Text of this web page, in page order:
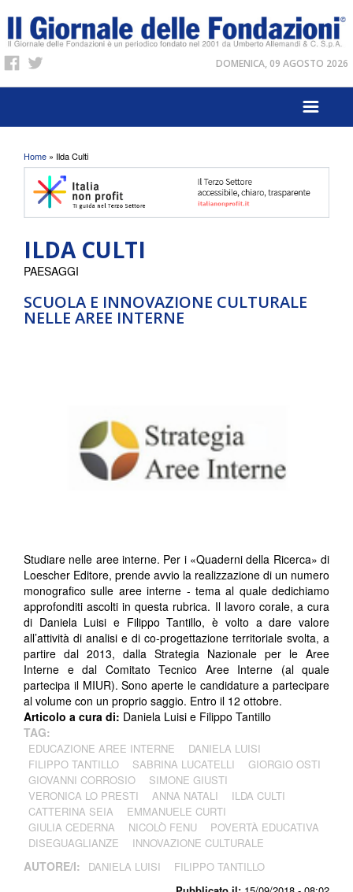
DOMENICA, 09 AGOSTO 2026
Tu sei qui
Home » Ilda Culti
ILDA CULTI
SCUOLA E INNOVAZIONE CULTURALE
NELLE AREE INTERNE
PAESAGGI
Studiare nelle aree interne. Per i «Quaderni della Ricerca» di
Loescher Editore, prende avvio la realizzazione di un numero
monografico sulle aree interne - tema al quale dedichiamo
approfonditi ascolti in questa rubrica. Il lavoro corale, a cura
di Daniela Luisi e Filippo Tantillo, è volto a dare valore
all’attività di analisi e di co-progettazione territoriale svolta, a
partire dal 2013, dalla Strategia Nazionale per le Aree
Interne e dal Comitato Tecnico Aree Interne (al quale
partecipa il MIUR). Sono aperte le candidature a partecipare
al volume con un proprio saggio. Entro il 12 ottobre.
Articolo a cura di: Daniela Luisi e Filippo Tantillo
TAG:
EDUCAZIONE AREE INTERNE
DANIELA LUISI
FILIPPO TANTILLO
SABRINA LUCATELLI
GIORGIO OSTI
GIOVANNI CORROSIO
SIMONE GIUSTI
VERONICA LO PRESTI
ANNA NATALI
ILDA CULTI
CATTERINA SEIA
EMMANUELE CURTI
GIULIA CEDERNA
NICOLÒ FENU
POVERTÀ EDUCATIVA
DISEGUAGLIANZE
INNOVAZIONE CULTURALE
AUTORE/I: DANIELA LUISI FILIPPO TANTILLO